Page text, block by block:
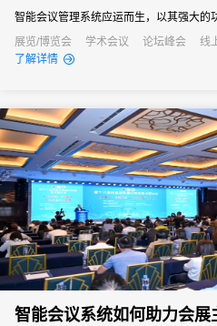
智能会议管理系统应运而生，以其强大的
成为国际学术峰会不可或缺的得力助手。
展览/博览会 学术会议 论坛峰会 线
发布会
培训会
了解详情
智能会议系统如何助力会展